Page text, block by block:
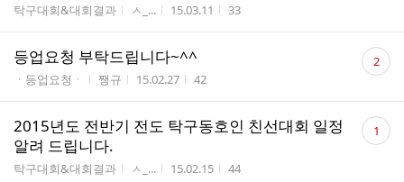
게시판명
탁구대회&대회결과 작성자
ㅅ_... 작성시간
15.03.11 조회수
33
등업요청 부탁드립니다~^^
게시판명
ㆍ등업요청ㆍ 작성자
쨍규 작성시간
15.02.27 조회수
42
댓
글 2
2015년도 전반기 전도 탁구동호인 친선대회 일정
알려 드립니다.
게시판명
탁구대회&대회결과 작성자
ㅅ_... 작성시간
15.02.15 조회수
44
댓
글 1